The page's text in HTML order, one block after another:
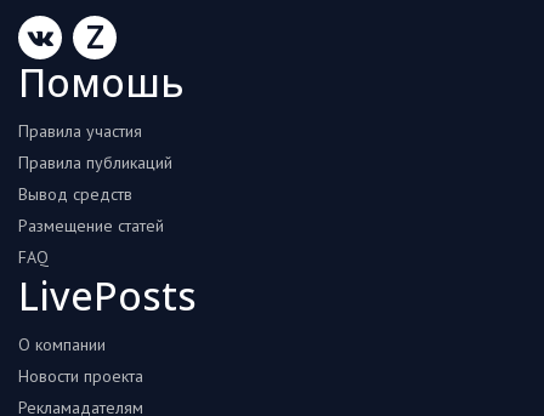
Z
Помошь
Правила участия
Правила публикаций
Вывод средств
Размещение статей
FAQ
LivePosts
О компании
Новости проекта
Рекламадателям